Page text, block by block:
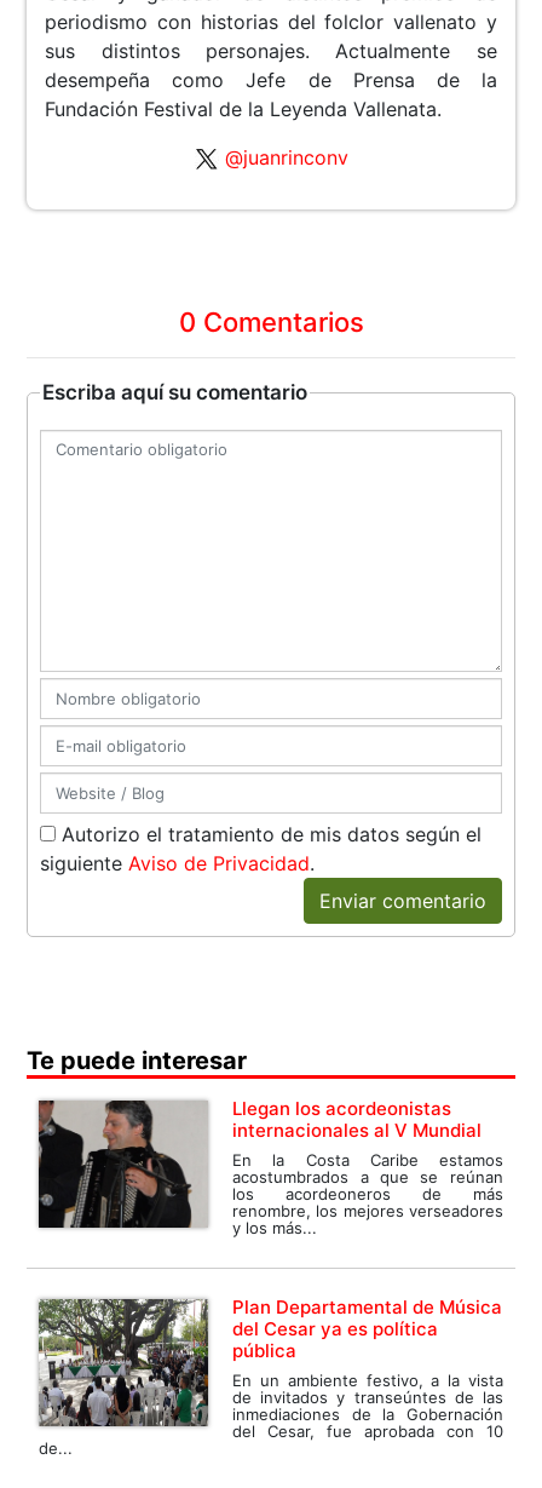
periodismo con historias del folclor vallenato y
sus distintos personajes. Actualmente se
desempeña como Jefe de Prensa de la
Fundación Festival de la Leyenda Vallenata.
@juanrinconv
0 Comentarios
Escriba aquí su comentario
Autorizo el tratamiento de mis datos según el
siguienteAviso de Privacidad.
Enviar comentario
Te puede interesar
Llegan los acordeonistas
internacionales al V Mundial
En la Costa Caribe estamos
acostumbrados a que se reúnan
los acordeoneros de más
renombre, los mejores verseadores
y los más...
Plan Departamental de Música
del Cesar ya es política
pública
En un ambiente festivo, a la vista
de invitados y transeúntes de las
inmediaciones de la Gobernación
del Cesar, fue aprobada con 10
de...